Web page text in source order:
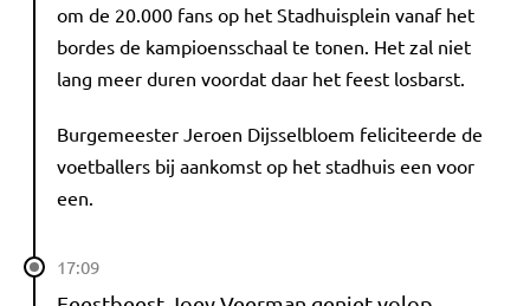
om de 20.000 fans op het Stadhuisplein vanaf het
bordes de kampioensschaal te tonen. Het zal niet
lang meer duren voordat daar het feest losbarst.
Burgemeester Jeroen Dijsselbloem feliciteerde de
voetballers bij aankomst op het stadhuis een voor
een.
17:09